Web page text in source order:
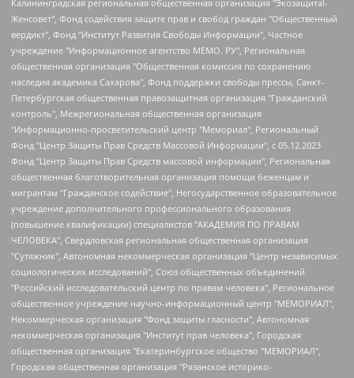
Калининградская региональная общественная организация "Экозащита!-Женсовет", Фонд содействия защите прав и свобод граждан "Общественный вердикт", Фонд "Институт Развития Свободы Информации", Частное учреждение "Информационное агентство МЕМО. РУ", Региональная общественная организация "Общественная комиссия по сохранению наследия академика Сахарова", Фонд поддержки свободы прессы, Санкт-Петербургская общественная правозащитная организация "Гражданский контроль", Межрегиональная общественная организация "Информационно-просветительский центр "Мемориал", Региональный Фонд "Центр Защиты Прав Средств Массовой Информации", с 05.12.2023 Фонд "Центр Защиты Прав Средств массовой информации", Региональная общественная благотворительная организация помощи беженцам и мигрантам "Гражданское содействие", Негосударственное образовательное учреждение дополнительного профессионального образования (повышение квалификации) специалистов "АКАДЕМИЯ ПО ПРАВАМ ЧЕЛОВЕКА", Свердловская региональная общественная организация "Сутяжник", Автономная некоммерческая организация "Центр независимых социологических исследований", Союз общественных объединений "Российский исследовательский центр по правам человека", Региональное общественное учреждение научно-информационный центр "МЕМОРИАЛ", Некоммерческая организация "Фонд защиты гласности", Автономная некоммерческая организация "Институт прав человека", Городская общественная организация "Екатеринбургское общество "МЕМОРИАЛ", Городская общественная организация "Рязанское историко-просветительское и правозащитное общество "Мемориал" (Рязанский Мемориал), Челябинский региональный орган общественной самодеятельности – женское общественное объединение "Женщины Евразии", Челябинский региональный орган общественной самодеятельности "Уральская правозащитная группа", Фонд содействия защите здоровья и социальной справедливости имени Андрея Рылькова, Автономная Некоммерческая Организация "Аналитический Центр Юрия Левады", Автономная некоммерческая организация социальной поддержки населения "Проект Апрель", Региональная общественная организация помощи женщинам и детям, находящимся в кризисной ситуации "Информационно-методический центр "Анна", Фонд содействия развитию массовых коммуникаций и правовому просвещению "Так-так-Так", Фонд содействия устойчивому развитию "Серебряная тайга", Свердловский региональный общественный фонд социальных проектов "Новое время", "Idel.Реалии", Кавказ.Реалии, Крым.Реалии, Телеканал Настоящее Время, Татаро-башкирская служба Радио Свобода (Azatliq Radiosi), Радио Свободная Европа/Радио Свобода (PCE/PC), "Сибирь.Реалии", "Фактограф", Благотворительный фонд помощи осужденным и их семьям, Автономная некоммерческая организация "Институт глобализации и социальных движений", Фонд "В защиту прав заключенных", Частное учреждение "Центр поддержки и содействия развитию средств массовой информации", Пензенский региональный общественный благотворительный фонд "Гражданский союз", "Север.Реалии", Некоммерческая организация Фонд "Правовая инициатива", Общество с ограниченной ответственностью "Радио Свободная Европа/Радио Свобода", Чешское информационное агентство "MEDIUM-ORIENT", Красноярская региональная общественная организация "Мы против СПИДа", Камалягин Денис Николаевич, Маркелов Сергей Евгеньевич, Пономарев Лев Александрович, Савицкая Людмила Алексеевна, Автономная некоммерческая организация "Центр по работе с проблемой насилия "НАСИЛИЮ.НЕТ", Межрегиональный профессиональный союз работников здравоохранения "Альянс врачей", Юридическое лицо, зарегистрированное в Латвийской Республике, SIA "Medusa Project" (регистрационный номер 40103797863, дата регистрации 10.06.2014), Некоммерческая организация "Фонд по борьбе с коррупцией", Автономная некоммерческая организация "Институт права и публичной политики", Баданин Роман Сергеевич, Гликин Максим Александрович, Железнова Мария Михайловна, Лукьянова Юлия Сергеевна, Маетная Елизавета Витальевна, Маняхин Петр Борисович, Чуракова Ольга Владимировна, Ярош Юлия Петровна, Юридическое лицо "The Insider SIA", зарегистрированное в Риге, Латвийская Республика (дата регистрации 26.06.2015), являющееся администратором доменного имени интернет-издания "The Insider SIA", https://theins.ru, Постернак Алексей Евгеньевич, Рубин Михаил Аркадьевич, Анин Роман Александрович, Юридическое лицо Istories fonds, зарегистрированное в Латвийской Республике (регистрационный номер 50008295751, дата регистрации 24.02.2020), Великовский Дмитрий Александрович, Долинина Ирина Николаевна, Мароховская Алеся Алексеевна, Шлейнов Роман Юрьевич, Шмагун Олеся Валентиновна, Общество с ограниченной ответственностью "Альтаир 2021", Общество с ограниченной ответственностью "Вега 2021", Общество с ограниченной ответственностью "Главный редактор 2021", Общество с ограниченной ответственностью "Ромашки монолит", Важенков Артем Валерьевич, Ивановская областная общественная организация "Центр гендерных исследований", Гурман Юрий Альбертович, Медиапроект "ОВД-Инфо", Егоров Владимир Владимирович, Жилинский Владимир Александрович, Общество с ограниченной ответственностью "ЗП", Иванова София Юрьевна, Карезина Инна Павловна, Кильтау Екатерина Викторовна, Петров Алексей Викторович, Пискунов Сергей Евгеньевич, Смирнов Сергей Сергеевич, Тихонов Михаил Сергеевич, Общество с ограниченной ответственностью "ЖУРНАЛИСТ-ИНОСТРАННЫЙ АГЕНТ", Арапова Галина Юрьевна, Вольтская Татьяна Анатольевна, Американская компания "Mason G.E.S. Anonymous Foundation" (США), являющаяся владельцем интернет-издания https://mnews.world/, Компания "Stichting Bellingcat", зарегистрированная в Нидерландах (дата регистрации 11.07.2018), Захаров Андрей Вячеславович, Клепиковская Екатерина Дмитриевна, Общество с ограниченной ответственностью "МЕМО", Перл Роман Александрович, Симонов Евгений Алексеевич, Соловьева Елена Анатольевна, Сотников Даниил Владимирович, Сурначева Елизавета Дмитриевна, Автономная некоммерческая организация по защите прав человека и информированию населения "Якутия – Наше Мнение", Общество с ограниченной ответственностью "Москоу диджитал медиа", с 26.01.2023 Общество с ограниченной ответственностью "Чайка Белые сады", Ветошкина Валерия Валерьевна, Заговора Максим Александрович, Межрегиональное общественное движение "Российская ЛГБТ - сеть", Оленичев Максим Владимирович, Павлов Иван Юрьевич, Скворцова Елена Сергеевна, Общество с ограниченной ответственностью "Как бы инагент", Кочетков Игорь Викторович, Общество с ограниченной ответственностью "Честные выборы", Еланчик Олег Александрович, Общество с ограниченной ответственностью "Нобелевский призыв", Гималова Регина Эмилевна, Григорьев Андрей Валерьевич, Григорьева Алина Александровна, Ассоциация по содействию защите прав призывников, альтернативнослужащих и военнослужащих "Правозащитная группа "Гражданин.Армия.Право", Хисамова Регина Фаритовна, Автономная некоммерческая организация по реализации социально-правовых программ "Лилит", Дальневосточное общественное движение "Маяк", Санкт-Петербургская ЛГБТ-инициативная группа "Выход", Инициативная группа ЛГБТ+ "Реверс", Алексеев Андрей Викторович, Бекбулатова Таисия Львовна, Беляев Иван Михайлович, Владыкина Елена Сергеевна, Гельман Марат Александрович, Никульшина Вероника Юрьевна, Толоконникова Надежда Андреевна, Шендерович Виктор Анатольевич, Общество с ограниченной ответственностью "Данное сообщение", Общество с ограниченной ответственностью Издательский дом "Новая глава", Айнбиндер Александра Александровна, Московский комьюнити-центр для ЛГБТ+инициатив, Благотворительный фонд развития филантропии, Deutsche Welle (Германия, Kurt-Schumacher-Strasse 3, 53113 Bonn), Борзунова Мария Михайловна, Воробьев Виктор Викторович, Голубева Анна Львовна, Константинова Алла Михайловна, Малкова Ирина Владимировна, Мурадов Мурад Абдулгалимович, Осетинская Елизавета Николаевна, Понасенков Евгений Николаевич, Ганапольский Матвей Юрьевич, Киселев Евгений Алексеевич, Борухович Ирина Григорьевна, Дремин Иван Тимофеевич, Дубровский Дмитрий Викторович, Красноярская региональная общественная организация поддержки и развития альтернативных образовательных технологий и межкультурных коммуникаций "ИНТЕРРА", Маяковская Екатерина Алексеевна, Фейгин Марк Захарович, Филимонов Андрей Викторович, Дзугкоева Регина Николаевна, Доброхотов Роман Александрович, Дудь Юрий Александрович, Елкин Сергей Владимирович, Кругликов Кирилл Игоревич, Сабунаева Мария Леонидовна, Семенов Алексей Владимирович, Шаинян Карен Багратович, Шульман Екатерина Михайловна, Асафьев Артур Валерьевич, Вахштайн Виктор Семенович, Венедиктов Алексей Алексеевич, Лушникова Екатерина Евгеньевна, Волков Леонид Михайлович, Невзоров Александр Глебович, Пархоменко Сергей Борисович, Сироткин Ярослав Николаевич, Кара-Мурза Владимир Владимирович, Баранова Наталья Владимировна, Гозман Леонид Яковлевич, Кагарлицкий Борис Юльевич, Климарев Михаил Валерьевич, Милов Владимир Станиславович, Автономная некоммерческая организация Краснодарский центр современного искусства "Типография", Моргенштерн Алишер Тагирович, Соболь Любовь Эдуардовна, Общество с ограниченной ответственностью "ЛИЗА НОРМ", Каспаров Гарри Кимович, Ходорковский Михаил Борисович, Общество с ограниченной ответственностью "Апрельские тезисы", Данилович Ирина Брониславовна, Кашин Олег Владимирович, Петров Николай Владимирович, Пивоваров Алексей Владимирович, Соколов Михаил Владимирович, Цветкова Юлия Владимировна, Чичваркин Евгений Александрович, Комитет против пыток/Команда против пыток, Общество с ограниченной ответственностью "Первый научный", Общество с ограниченной ответственностью "Вертолет и ко", Белоцерковская Вероника Борисовна, Кац Максим Евгеньевич, Лазарева Татьяна Юрьевна, Шаведдинов Руслан Табризович, Яшин Илья Валерьевич, Общество с ограниченной ответственностью "Иноагент ААВ", Алешковский Дмитрий Петрович, Альбац Евгения Марковна, Быков Дмитрий Львович, Галямина Юлия Евгеньевна, Лойко Сергей Леонидович, Мартынов Кирилл Константинович, Медведев Сергей Александрович, Крашенинников Федор Геннадиевич, Гордеева Катерина Вл